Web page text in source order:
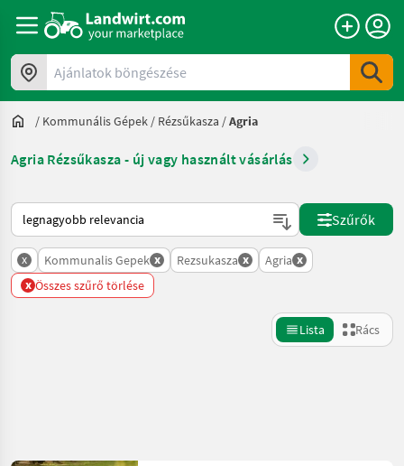
Ajánlatok böngészése
/ Kommunális Gépek / Rézsűkasza /Agria
Agria Rézsűkasza - új vagy használt vásárlás
Így van sorba rendezve a Landwirt.com-on
Szűrők
x Kommunalis Gepek x Rezsukasza x Agria x
x Összes szűrő törlése
Lista Rács